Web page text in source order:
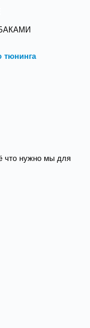
тюнинга
что нужно мы для